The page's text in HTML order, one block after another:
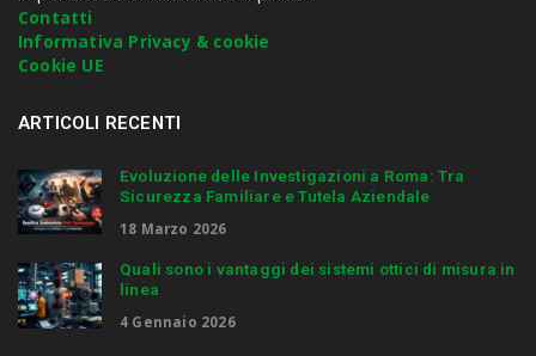
t
e
r
Contatti
Informativa Privacy & cookie
Cookie UE
ARTICOLI RECENTI
Evoluzione delle Investigazioni a Roma: Tra
Sicurezza Familiare e Tutela Aziendale
18 Marzo 2026
Quali sono i vantaggi dei sistemi ottici di misura in
linea
4 Gennaio 2026